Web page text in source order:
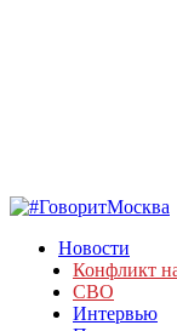
Новости
Конфликт
СВО
Интервью